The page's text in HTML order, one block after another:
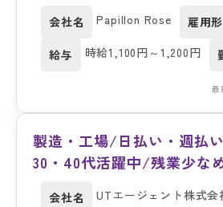
会社名 Papillon Rose 雇用
給与 時給1,100円～1,200円
最
製造・工場/日払い・週払
30・40代活躍中/残業少な
会社名 UTエージェント株式会